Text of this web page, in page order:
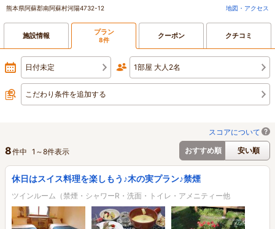
熊本県阿蘇郡南阿蘇村河陽4732-12 地図・アクセス
施設情報 プラン
8件 クーポン クチコミ
日付未定 1部屋 大人2名
こだわり条件を追加する
スコアについて
おすすめ順
安い順
8件中 1 ～8件表示
休日はスイス料理を楽しもう♪木の実プラン♪禁煙
ツインルーム（禁煙・シャワーR・洗面・トイレ・アメニティー他